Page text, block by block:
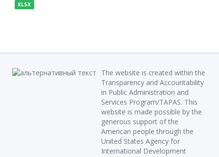
XLSX
The website is created within the
Transparency and Accountability
in Public Administration and
Services Program/TAPAS. This
website is made possible by the
generous support of the
American people through the
United States Agency for
International Development